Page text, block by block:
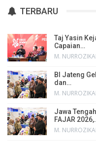
TERBARU
Taj Yasin
Capaian…
M.
BI Jateng
dan…
M.
Jawa
FAJAR
M.